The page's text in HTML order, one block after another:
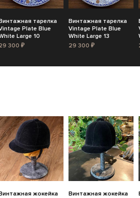
тарелка
Plate Blue
Large 10
300 ₽
Винтажная тарелка
Vintage Plate Blue
White Large 13
29 300 ₽
жокейка
Винтажная жокейка